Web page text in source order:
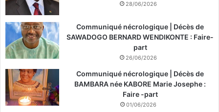
28/06/2026
Communiqué nécrologique | Décès de
SAWADOGO BERNARD WENDIKONTE : Faire-
part
26/06/2026
Communiqué nécrologique | Décès de
BAMBARA née KABORE Marie Josephe :
Faire -part
01/06/2026